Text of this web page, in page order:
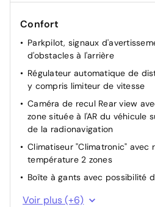
Confort
Parkpilot, signaux
d'obstacles à l'arrière
Régulateur automatique de
y compris limiteur de vitesse
Caméra de recul Rear view
zone située à l'AR du véhicule
de la radionavigation
Climatiseur "Climatronic" avec
température 2 zones
Boîte à gants avec possibilité
Rétroviseur intérieur à réglage
Voir plus (+6)